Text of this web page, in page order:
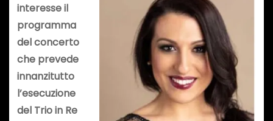
interesse il
programma
del concerto
che prevede
innanzitutto
l’esecuzione
del Trio in Re